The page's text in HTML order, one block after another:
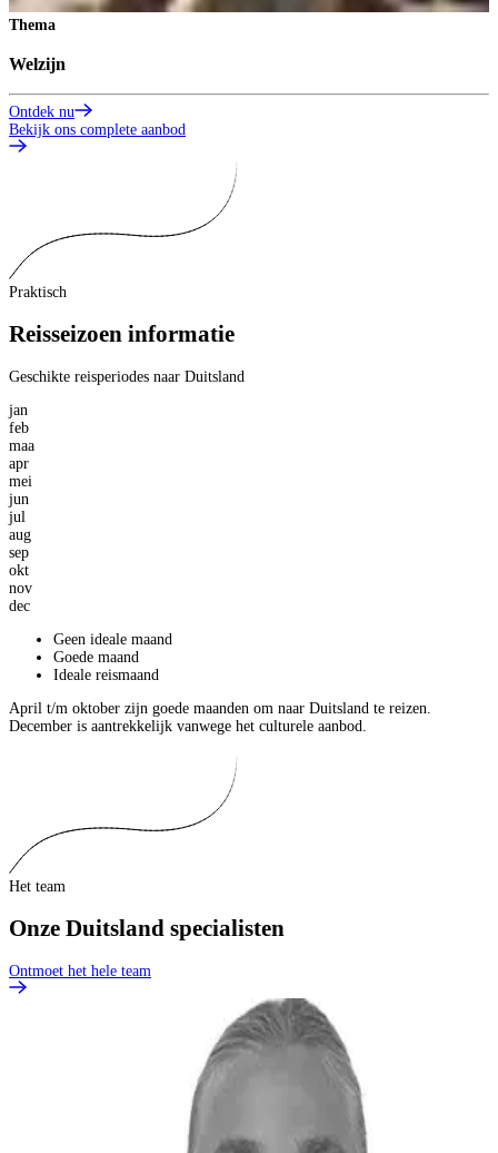
Thema
Welzijn
Ontdek nu
Bekijk ons complete aanbod
Praktisch
Reisseizoen informatie
Geschikte reisperiodes naar Duitsland
jan
feb
maa
apr
mei
jun
jul
aug
sep
okt
nov
dec
Geen ideale maand
Goede maand
Ideale reismaand
April t/m oktober zijn goede maanden om naar Duitsland te reizen.
December is aantrekkelijk vanwege het culturele aanbod.
Het team
Onze Duitsland specialisten
Ontmoet het hele team